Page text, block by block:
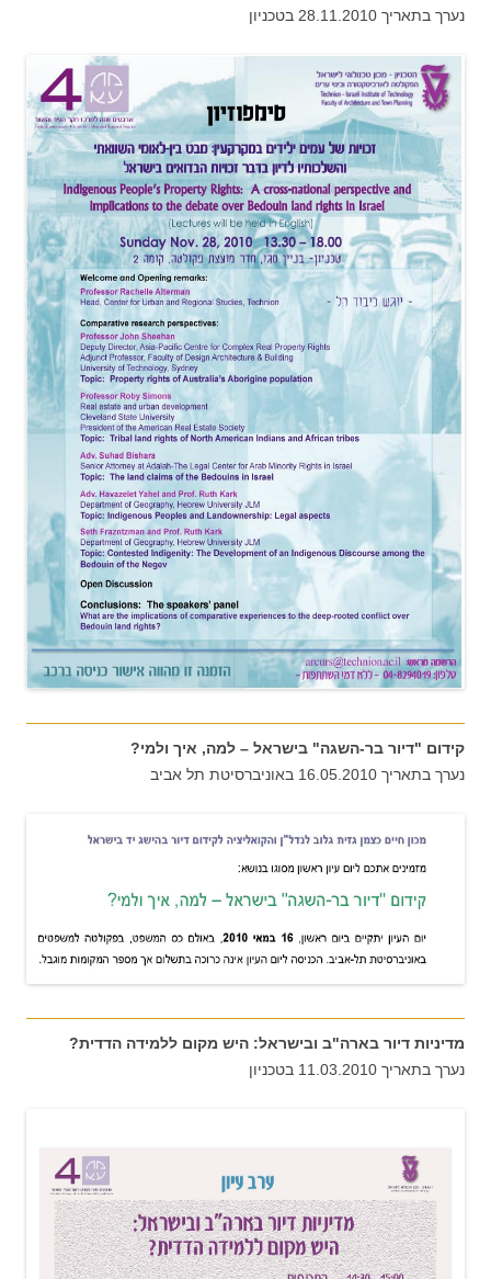
נערך בתאריך 28.11.2010 בטכניון
קידום "דיור בר-השגה" בישראל – למה, איך ולמי?
נערך בתאריך 16.05.2010 באוניברסיטת תל אביב
מדיניות דיור בארה"ב ובישראל: היש מקום ללמידה הדדית?
נערך בתאריך 11.03.2010 בטכניון